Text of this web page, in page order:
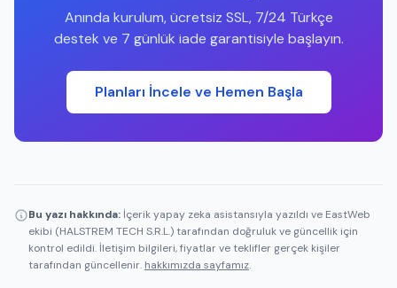
Anında kurulum, ücretsiz SSL, 7/24 Türkçe
destek ve 7 günlük iade garantisiyle başlayın.
Planları İncele ve Hemen Başla
Bu yazı hakkında: İçerik yapay zeka asistansıyla yazıldı ve EastWeb
ekibi (HALSTREM TECH S.R.L.) tarafından doğruluk ve güncellik için
kontrol edildi. İletişim bilgileri, fiyatlar ve teklifler gerçek kişiler
tarafından güncellenir. hakkımızda sayfamız.